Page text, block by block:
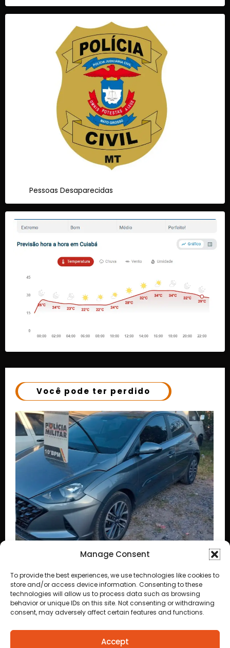
Manage Consent
To provide the best experiences, we use technologies like cookies to
store and/or access device information. Consenting to these
technologies will allow us to process data such as browsing
behavior or unique IDs on this site. Not consenting or withdrawing
consent, may adversely affect certain features and functions.
Accept
Pessoas Desaparecidas
Você pode ter perdido